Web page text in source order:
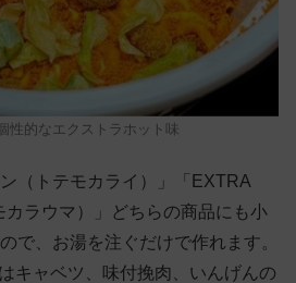
性的なエクストラホット味
（トテモカライ）」「EXTRA
カラウマ）」どちらの商品にも小
で、お湯を注ぐだけで作れます。
キャベツ、味付挽肉、いんげんの